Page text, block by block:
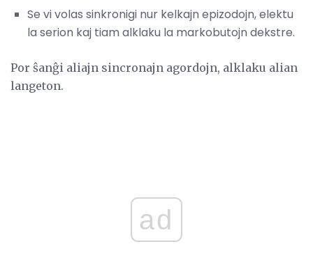
Se vi volas sinkronigi nur kelkajn epizodojn, elektu
la serion kaj tiam alklaku la markobutojn dekstre.
Por ŝanĝi aliajn sincronajn agordojn, alklaku alian
langeton.
ad